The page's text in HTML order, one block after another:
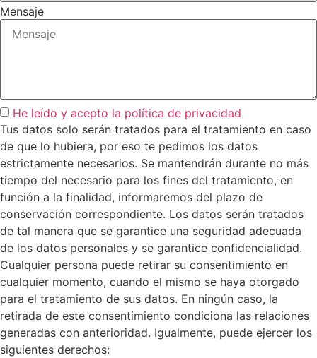
Mensaje
He leído y acepto la política de privacidad
Tus datos solo serán tratados para el tratamiento en caso
de que lo hubiera, por eso te pedimos los datos
estrictamente necesarios. Se mantendrán durante no más
tiempo del necesario para los fines del tratamiento, en
función a la finalidad, informaremos del plazo de
conservación correspondiente. Los datos serán tratados
de tal manera que se garantice una seguridad adecuada
de los datos personales y se garantice confidencialidad.
Cualquier persona puede retirar su consentimiento en
cualquier momento, cuando el mismo se haya otorgado
para el tratamiento de sus datos. En ningún caso, la
retirada de este consentimiento condiciona las relaciones
generadas con anterioridad. Igualmente, puede ejercer los
siguientes derechos: